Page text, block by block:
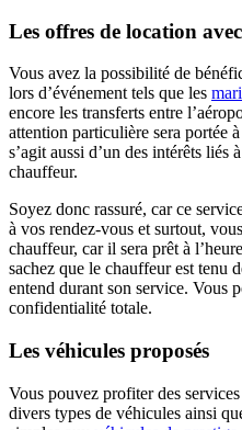
Les offres de location
Vous avez la possibilité de
lors d’événement tels que les
encore les transferts entre
attention particulière sera portée
s’agit aussi d’un des intérêts liés
chauffeur.
Soyez donc rassuré, car ce
à vos rendez-vous et surtout,
chauffeur, car il sera prêt à
sachez que le chauffeur est tenu
entend durant son service. Vous
confidentialité totale.
Les véhicules proposés
Vous pouvez profiter des
divers types de véhicules ainsi